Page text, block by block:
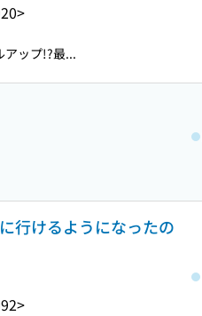
アップ!?最...
行けるようになったの